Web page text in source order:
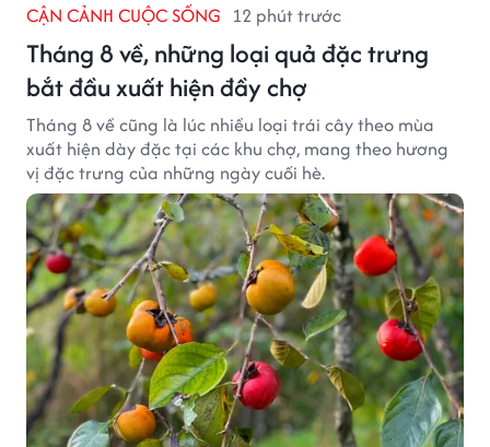
CẬN CẢNH CUỘC SỐNG 12 phút trước
Tháng 8 về, những loại quả đặc trưng
bắt đầu xuất hiện đầy chợ
Tháng 8 về cũng là lúc nhiều loại trái cây theo mùa
xuất hiện dày đặc tại các khu chợ, mang theo hương
vị đặc trưng của những ngày cuối hè.